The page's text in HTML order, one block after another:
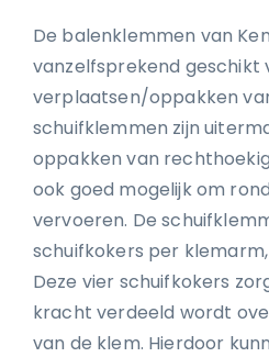
De balenklemmen van
vanzelfsprekend geschikt
verplaatsen/oppakken
schuifklemmen zijn
oppakken van
ook goed mogelijk om
vervoeren. De
schuifkokers per
Deze vier schuifkokers
kracht verdeeld wordt
van de klem. Hierdoor